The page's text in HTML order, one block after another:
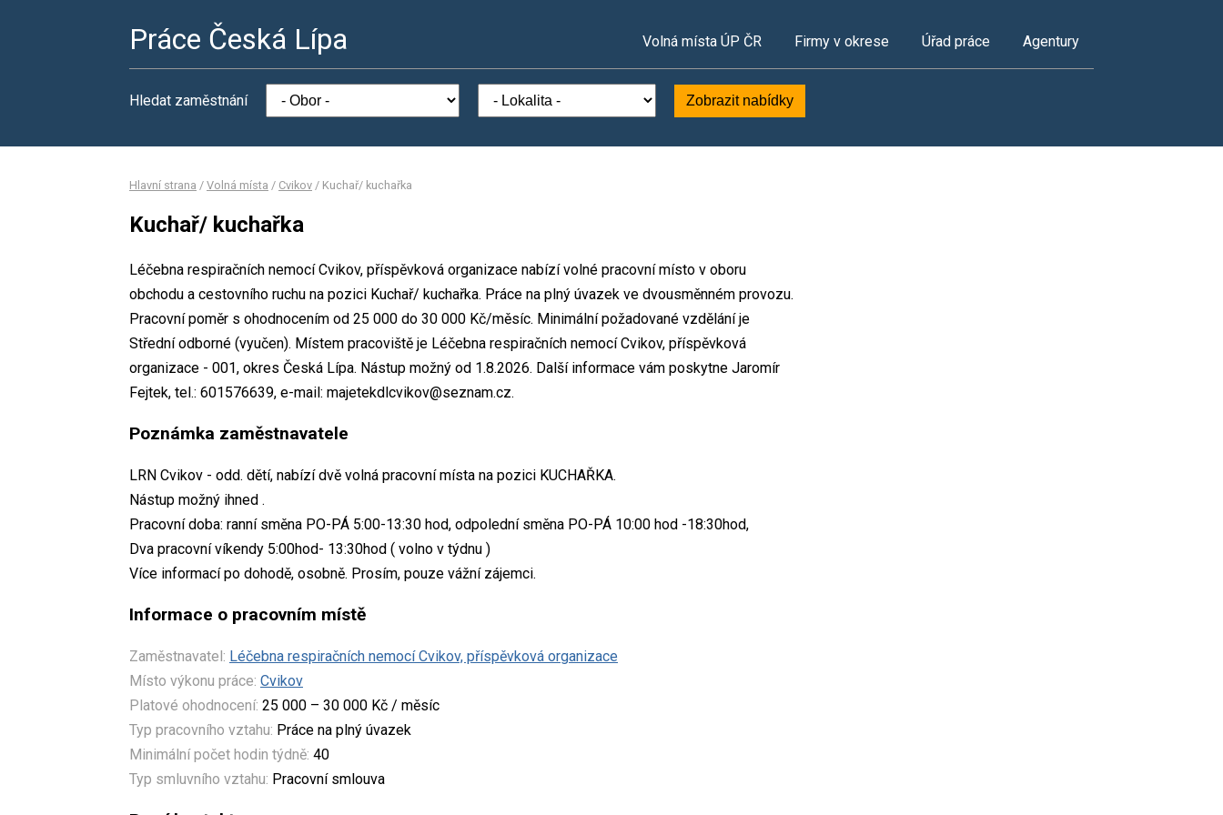
Práce Česká Lípa Volná místa ÚP ČR Firmy v okrese Úřad práce Agentury
Hledat zaměstnání Zobrazit nabídky
Hlavní strana / Volná místa / Cvikov / Kuchař/ kuchařka
Kuchař/ kuchařka
Léčebna respiračních nemocí Cvikov, příspěvková organizace nabízí volné pracovní místo v oboru
obchodu a cestovního ruchu na pozici Kuchař/ kuchařka. Práce na plný úvazek ve dvousměnném provozu.
Pracovní poměr s ohodnocením od 25 000 do 30 000 Kč/měsíc. Minimální požadované vzdělání je
Střední odborné (vyučen). Místem pracoviště je Léčebna respiračních nemocí Cvikov, příspěvková
organizace - 001, okres Česká Lípa. Nástup možný od 1.8.2026. Další informace vám poskytne Jaromír
Fejtek, tel.: 601576639, e-mail: majetekdlcvikov@seznam.cz.
Poznámka zaměstnavatele
LRN Cvikov - odd. dětí, nabízí dvě volná pracovní místa na pozici KUCHAŘKA.
Nástup možný ihned .
Pracovní doba: ranní směna PO-PÁ 5:00-13:30 hod, odpolední směna PO-PÁ 10:00 hod -18:30hod,
Dva pracovní víkendy 5:00hod- 13:30hod ( volno v týdnu )
Více informací po dohodě, osobně. Prosím, pouze vážní zájemci.
Informace o pracovním místě
Zaměstnavatel: Léčebna respiračních nemocí Cvikov, příspěvková organizace
Místo výkonu práce: Cvikov
Platové ohodnocení: 25 000 – 30 000 Kč / měsíc
Typ pracovního vztahu: Práce na plný úvazek
Minimální počet hodin týdně: 40
Typ smluvního vztahu: Pracovní smlouva